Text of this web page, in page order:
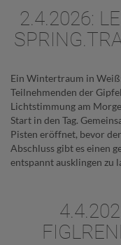
2.4.2026:
Ein Wintertraum in
Teilnehmenden der
Lichtstimmung am
Start in den Tag.
Pisten eröffnet, bevor
Abschluss gibt es einen
entspannt ausklingen zu